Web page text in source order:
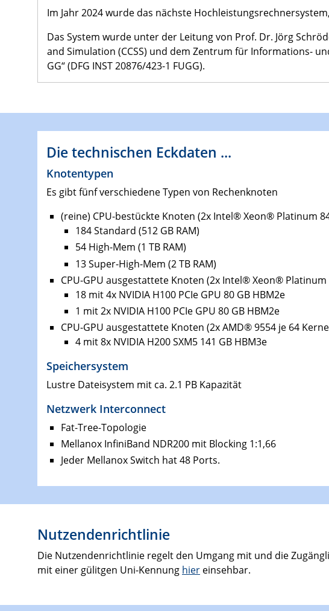
Im Jahr 2024 wurde das nächste
Das System wurde unter der Leitung von Prof. Dr. Jörg
and Simulation (CCSS) und dem Zentrum für Informations-
GG“ (DFG INST 20876/423-1 FUGG).
Die technischen Eckdaten ...
Knotentypen
Es gibt fünf verschiedene Typen von Rechenknoten
(reine) CPU-bestückte Knoten (2x Intel® Xeon® Platinum
184 Standard (512 GB RAM)
54 High-Mem (1 TB RAM)
13 Super-High-Mem (2 TB RAM)
CPU-GPU ausgestattete Knoten (2x Intel® Xeon® Platinum
18 mit 4x NVIDIA H100 PCIe GPU 80 GB HBM2e
1 mit 2x NVIDIA H100 PCIe GPU 80 GB HBM2e
CPU-GPU ausgestattete Knoten (2x AMD® 9554 je 64
4 mit 8x NVIDIA H200 SXM5 141 GB HBM3e
Speichersystem
Lustre Dateisystem mit ca. 2.1 PB Kapazität
Netzwerk Interconnect
Fat-Tree-Topologie
Mellanox InfiniBand NDR200 mit Blocking 1:1,66
Jeder Mellanox Switch hat 48 Ports.
Nutzendenrichtlinie
Die Nutzendenrichtlinie regelt den Umgang mit und die
mit einer gülitgen Uni-Kennung hier einsehbar.